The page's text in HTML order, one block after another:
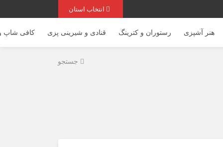
هنر آشپزی رستوران و کترینگ قنادی و شیرینی پزی کافی شاپ و
جستجو